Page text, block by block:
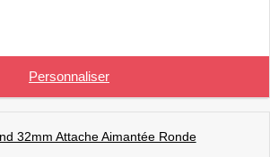
Personnaliser
32mm Attache Aimantée Ronde